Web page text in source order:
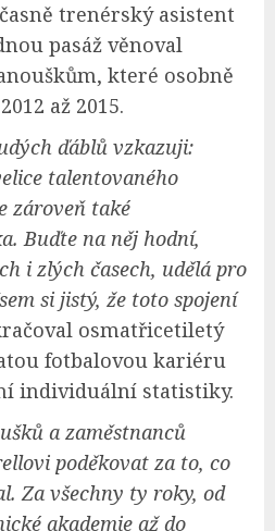
trenérský asistent
pasáž věnoval
které osobně
až 2015.
ďáblů vzkazuji:
talentovaného
zároveň také
Buďte na něj hodní,
i zlých časech, udělá pro
si jistý, že toto spojení
osmatřicetiletý
fotbalovou kariéru
individuální statistiky.
a zaměstnanců
poděkovat za to, co
Za všechny ty roky, od
akademie až do